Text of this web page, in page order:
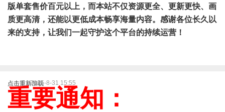
版单套售价百元以上，而本站不仅资源更全、更新更快、画
质更高清，还能以更低成本畅享海量内容。感谢各位长久以
来的支持，让我们一起守护这个平台的持续运营！
点击重新加载2025-8-31 15:55
重要通知：